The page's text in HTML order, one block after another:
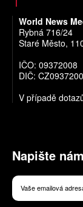
World News
Rybná 716/24
Staré Město,
IČO: 09372008
DIČ:
V případě
Napište nám